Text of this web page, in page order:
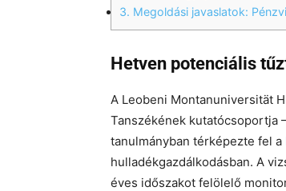
3. Megoldási javaslatok:
Hetven potenciális
A Leobeni Montanuniversität
Tanszékének kutatócsoportja
tanulmányban térképezte fel a
hulladékgazdálkodásban. A
éves időszakot felölelő